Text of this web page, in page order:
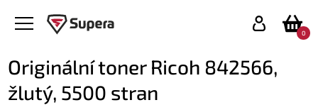
0
Originální toner Ricoh 842566,
žlutý, 5500 stran